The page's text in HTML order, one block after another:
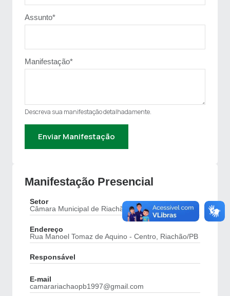
Assunto*
Manifestação*
Descreva sua manifestação detalhadamente.
Enviar Manifestação
Manifestação Presencial
Setor
Câmara Municipal de Riachão/PB
Endereço
Rua Manoel Tomaz de Aquino - Centro, Riachão/PB
Responsável
E-mail
camarariachaopb1997@gmail.com